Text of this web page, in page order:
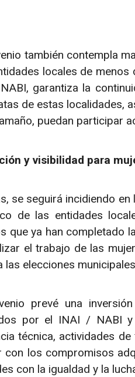
también contempla
locales de
garantiza la
de estas localidades,
puedan participar
y visibilidad para
se seguirá incidiendo
de las entidades
que ya han completado
el trabajo de las
las elecciones
prevé una
por el INAI / NABI
técnica, actividades
con los compromisos
con la igualdad y la